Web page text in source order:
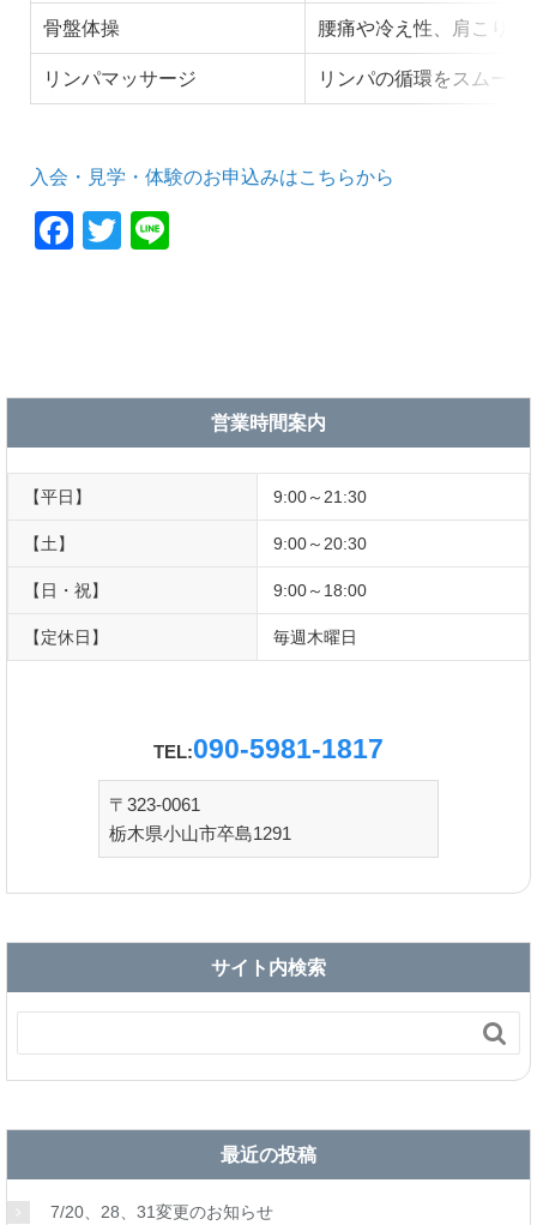
骨盤体操 腰痛や冷え性、肩こり
リンパマッサージ リンパの循環をスムー
入会・見学・体験のお申込みはこちらから
F
o
k
T
営業時間案内
【平日】 9:00～21:30
【土】 9:00～20:30
【日・祝】 9:00～18:00
【定休日】 毎週木曜日
TEL:090-5981-1817
〒323-0061
栃木県小山市卒島1291
サイト内検索

最近の投稿
7/20、28、31変更のお知らせ